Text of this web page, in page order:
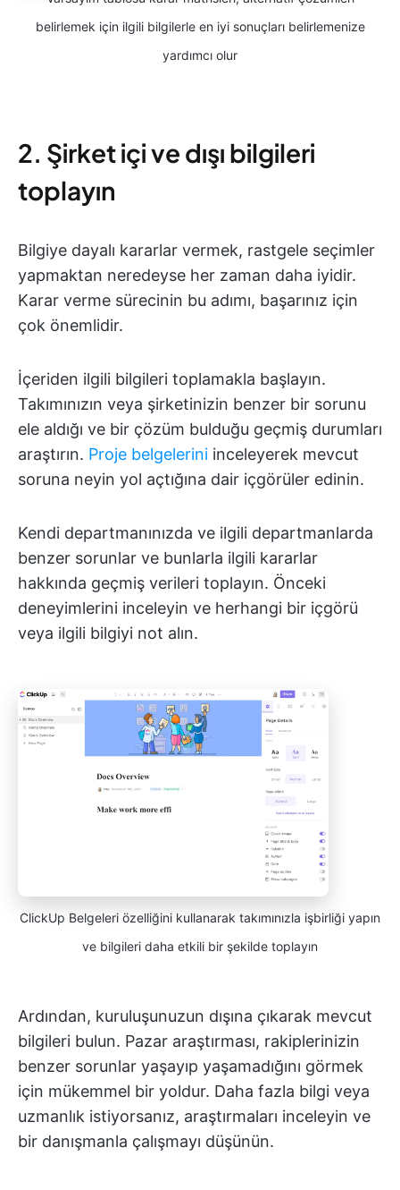
belirlemek için ilgili bilgilerle en iyi sonuçları belirlemenize
yardımcı olur
2. Şirket içi ve dışı bilgileri
toplayın
Bilgiye dayalı kararlar vermek, rastgele seçimler
yapmaktan neredeyse her zaman daha iyidir.
Karar verme sürecinin bu adımı, başarınız için
çok önemlidir.
İçeriden ilgili bilgileri toplamakla başlayın.
Takımınızın veya şirketinizin benzer bir sorunu
ele aldığı ve bir çözüm bulduğu geçmiş durumları
araştırın. Proje belgelerini inceleyerek mevcut
soruna neyin yol açtığına dair içgörüler edinin.
Kendi departmanınızda ve ilgili departmanlarda
benzer sorunlar ve bunlarla ilgili kararlar
hakkında geçmiş verileri toplayın. Önceki
deneyimlerini inceleyin ve herhangi bir içgörü
veya ilgili bilgiyi not alın.
ClickUp Belgeleri özelliğini kullanarak takımınızla işbirliği yapın
ve bilgileri daha etkili bir şekilde toplayın
Ardından, kuruluşunuzun dışına çıkarak mevcut
bilgileri bulun. Pazar araştırması, rakiplerinizin
benzer sorunlar yaşayıp yaşamadığını görmek
için mükemmel bir yoldur. Daha fazla bilgi veya
uzmanlık istiyorsanız, araştırmaları inceleyin ve
bir danışmanla çalışmayı düşünün.